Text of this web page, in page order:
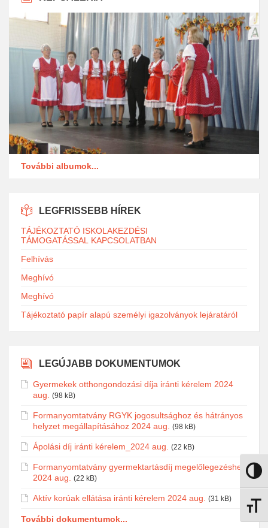
Nagy
További albumok...
LEGFRISSEBB HÍREK
TÁJÉKOZTATÓ ISKOLAKEZDÉSI
TÁMOGATÁSSAL KAPCSOLATBAN
Felhívás
Meghívó
Meghívó
Tájékoztató papír alapú személyi igazolványok lejáratáról
LEGÚJABB DOKUMENTUMOK
Gyermekek otthongondozási díja iránti kérelem 2024
aug.
(98 kB)
Formanyomtatvány RGYK jogosultsághoz és hátrányos
helyzet megállapításához 2024 aug.
(98 kB)
Ápolási díj iránti kérelem_2024 aug. (22 kB)
Formanyomtatvány gyermektartásdíj megelőlegezéshez
2024 aug.
(22 kB)
Aktív korúak ellátása iránti kérelem 2024 aug. (31 kB)
További dokumentumok...